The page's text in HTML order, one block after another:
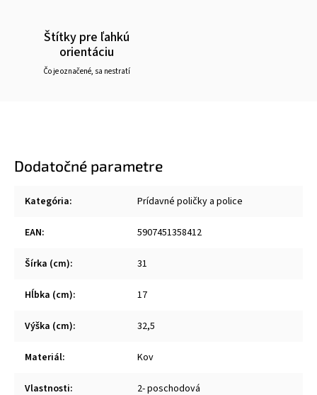
Štítky pre ľahkú
orientáciu
Čo je označené, sa nestratí
Dodatočné parametre
Kategória: Prídavné poličky a police
EAN: 5907451358412
Šírka (cm): 31
Hĺbka (cm): 17
Výška (cm): 32,5
Materiál: Kov
Vlastnosti: 2- poschodová